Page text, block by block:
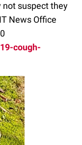
not suspect they
News Office
cough-